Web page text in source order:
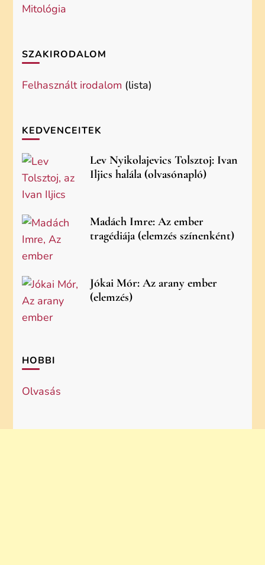
Mitológia
SZAKIRODALOM
Felhasznált irodalom (lista)
KEDVENCEITEK
Lev Nyikolajevics Tolsztoj: Ivan
Iljics halála (olvasónapló)
Madách Imre: Az ember
tragédiája (elemzés színenként)
Jókai Mór: Az arany ember
(elemzés)
HOBBI
Olvasás